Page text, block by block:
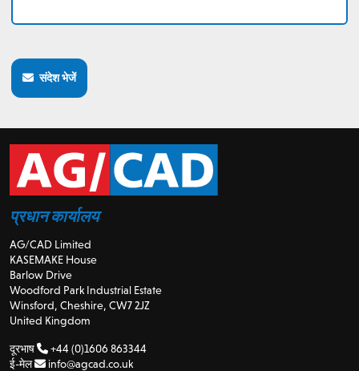
संदेश भेजें
प्रधान कार्यालय
AG/CAD Limited
KASEMAKE House
Barlow Drive
Woodford Park Industrial Estate
Winsford, Cheshire, CW7 2JZ
United Kingdom
दूरभाष
+44 (0)1606 863344
ई-मेल
info@agcad.co.uk